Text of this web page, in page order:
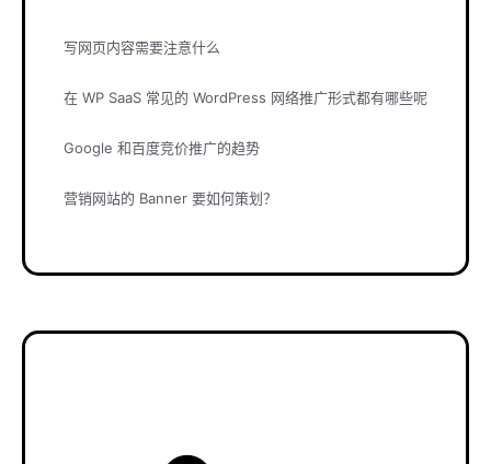
写网页内容需要注意什么
在 WP SaaS 常见的 WordPress 网络推广形式都有哪些呢
Google 和百度竞价推广的趋势
营销网站的 Banner 要如何策划？